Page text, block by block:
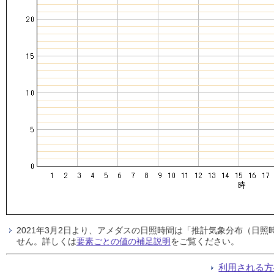
2021年3月2日より、アメダスの日照時間は「推計気象分布（日
せん。詳しくは要素ごとの値の補足説明をご覧ください。
利用される